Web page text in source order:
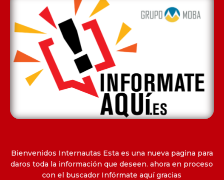
Bienvenidos Internautas Esta es una nueva pagina para
daros toda la información que deseen. ahora en proceso
con el buscador Infórmate aquí gracias